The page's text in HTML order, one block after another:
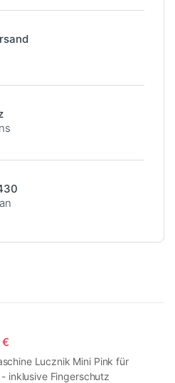
Lucznik Mini Pink für
inklusive Fingerschutz